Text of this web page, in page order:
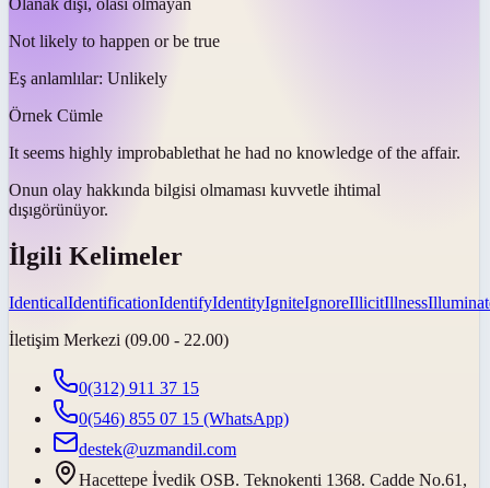
Not likely to happen or be true
Eş anlamlılar: Unlikely
Örnek Cümle
It seems highly improbablethat he had no knowledge of the affair.
Onun olay hakkında bilgisi olmaması kuvvetle ihtimal
dışıgörünüyor.
İlgili Kelimeler
IdenticalIdentificationIdentifyIdentityIgniteIgnoreIllicitIllness
İletişim Merkezi (09.00 - 22.00)
0(312) 911 37 15
0(546) 855 07 15 (WhatsApp)
destek@uzmandil.com
Hacettepe İvedik OSB. Teknokenti 1368. Cadde No.61,